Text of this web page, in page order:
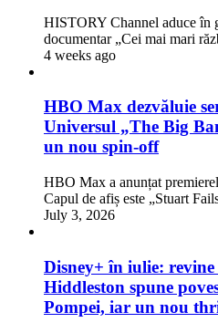
HISTORY Channel aduce în
documentar „Cei mai mari
4 weeks ago
HBO Max dezvăluie
Universul „The Big
un nou spin-off
HBO Max a anunțat
Capul de afiș este „Stuart
July 3, 2026
Disney+ în iulie: revine
Hiddleston spune
Pompei, iar un nou